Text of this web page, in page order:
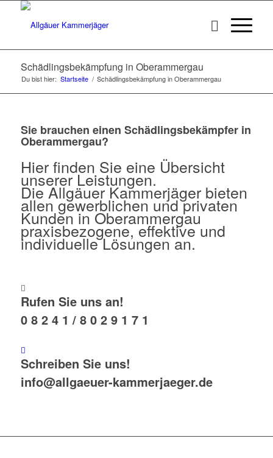
Schädlingsbekämpfung in Oberammergau
Du bist hier: Startseite / Schädlingsbekämpfung in Oberammergau
Sie brauchen einen Schädlingsbekämpfer in
Oberammergau?
Hier finden Sie eine Übersicht
unserer Leistungen.
Die Allgäuer Kammerjäger bieten
allen gewerblichen und privaten
Kunden in Oberammergau
praxisbezogene, effektive und
individuelle Lösungen an.
Rufen Sie uns an!
0 8 2 4 1 / 8 0 2 9 1 7 1
Schreiben Sie uns!
info@allgaeuer-kammerjaeger.de